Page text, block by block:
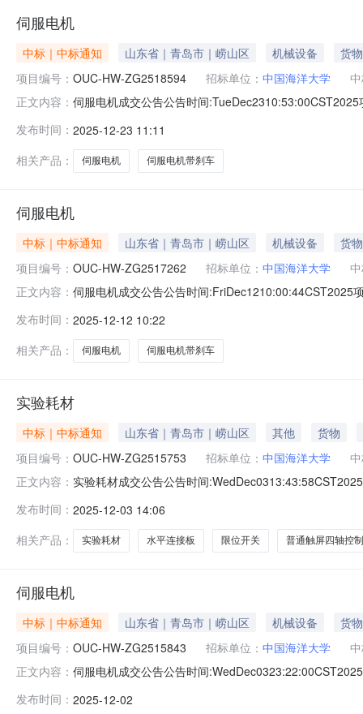
伺服电机
中标｜中标通知 山东省｜青岛市｜崂山区 机械设备
货物
项目编号： OUC-HW-ZG2518594 招标单位： 中国海洋大学
正文内容： 伺服电机成交公告公告时间
元成交供应商东莞斯博特自动化科技有限公司供应商地
发布时间： 2025-12-23 11:11
相关产品：
伺服电机 伺服电机带刹车
伺服电机
中标｜中标通知 山东省｜青岛市｜崂山区 机械设备
货物
项目编号： OUC-HW-ZG2517262 招标单位： 中国海洋大学
正文内容： 伺服电机成交公告公告时间:FriDec1210:00:44CST2025
5291.01元成交供应商东莞斯博特自动化科技有限公司供
发布时间： 2025-12-12 10:22
相关产品：
伺服电机 伺服电机带刹车
实验耗材
中标｜中标通知 山东省｜青岛市｜崂山区 其他
货物
项目编号： OUC-HW-ZG2515753 招标单位： 中国海洋大学
正文内容： 实验耗材成交公告公告时间
12203元成交供应商东莞斯博特自动化科技有限公司供
发布时间： 2025-12-03 14:06
相关产品：
实验耗材 水平连接板 限位开关 普通触屏四轴控
伺服电机
中标｜中标通知 山东省｜青岛市｜崂山区 机械设备
货物
项目编号： OUC-HW-ZG2515843 招标单位： 中国海洋大学
正文内容： 伺服电机成交公告公告时间
5291元成交供应商东莞斯博特自动化科技有限公司供应
发布时间： 2025-12-02